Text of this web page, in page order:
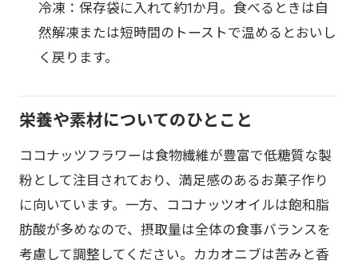
冷凍：保存袋に入れて約1か月。食べるときは自
然解凍または短時間のトーストで温めるとおいし
く戻ります。
栄養や素材についてのひとこと
ココナッツフラワーは食物繊維が豊富で低糖質な製
粉として注目されており、満足感のあるお菓子作り
に向いています。一方、ココナッツオイルは飽和脂
肪酸が多めなので、摂取量は全体の食事バランスを
考慮して調整してください。カカオニブは苦みと香